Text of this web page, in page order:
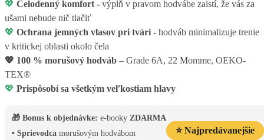
💖 Celodenný komfort - výplň v pravom hodvábe zaistí, že vás za
ušami nebude nič tlačiť
💖 Ochrana jemných vlasov pri tvári - hodváb minimalizuje trenie
v kritickej oblasti okolo čela
💖 100 % morušový hodváb – Grade 6A, 22 Momme, OEKO-
TEX®
💖 Prispôsobí sa všetkým veľkostiam hlavy
🎁 Bonus k objednávke: e-booky ZDARMA
• Sprievodca morušovým hodvábom ⭐ Najpredávanejšie
⭐ Najpredávanejšie